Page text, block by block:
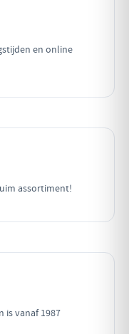
en online
assortiment!
is vanaf 1987